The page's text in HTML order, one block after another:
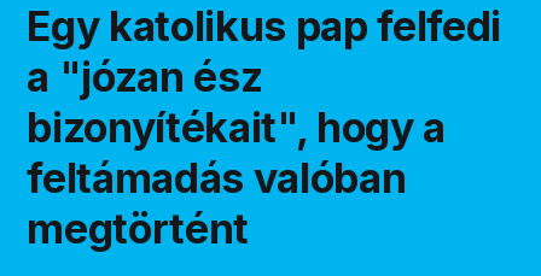
Egy katolikus pap felfedi
a "józan ész
bizonyítékait", hogy a
feltámadás valóban
megtörtént